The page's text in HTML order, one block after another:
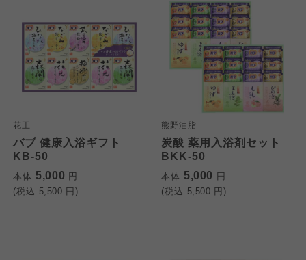
花王
バブ 健康入浴ギフト
KB-50
本体 5,000 円
(税込 5,500 円)
熊野油脂
炭酸 薬用入浴剤セット
BKK-50
本体 5,000 円
(税込 5,500 円)